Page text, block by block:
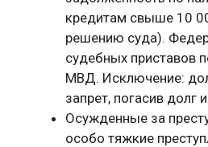
кредитам свыше 10
решению суда).
судебных приставов
МВД. Исключение:
запрет, погасив долг
Осужденные за
особо тяжкие